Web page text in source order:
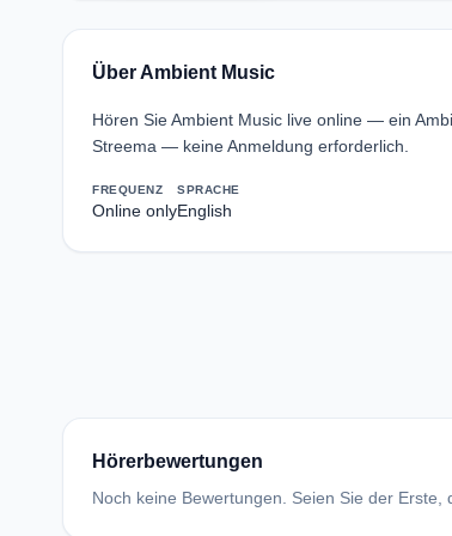
Über Ambient Music
Hören Sie Ambient Music live online — ein
Streema — keine Anmeldung erforderlich.
FREQUENZ
Online only
SPRACHE
English
Hörerbewertungen
Noch keine Bewertungen. Seien Sie der Erste,